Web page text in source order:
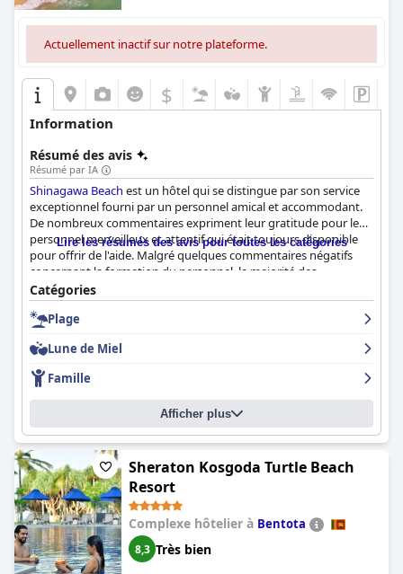
Actuellement inactif sur notre plateforme.
$
Information
Résumé des avis
Résumé par IA
Shinagawa Beach est un hôtel qui se distingue par son service
exceptionnel fourni par un personnel amical et accommodant.
De nombreux commentaires expriment leur gratitude pour le
personnel merveilleux et attentif qui était toujours disponible
pour offrir de l'aide. Malgré quelques commentaires négatifs
concernant la formation du personnel, la majorité des
commentaires font l'éloge de l'équipe serviable et attentionnée
qui s'occupe parfaitement de ses clients. Une mention spéciale
est accordée au barman, Viraj, qui a impressionné les clients par
le personnel duShinagawa Beach
clients se sentent comme chez eux et passent un séjour
mémorable.
Lire les résumés des avis pour toutes les catégories
Catégories
Plage
Lune de Miel
Famille
Afficher plus
Sheraton Kosgoda Turtle Beach
Resort
Complexe hôtelier à Bentota
8,3 Très bien